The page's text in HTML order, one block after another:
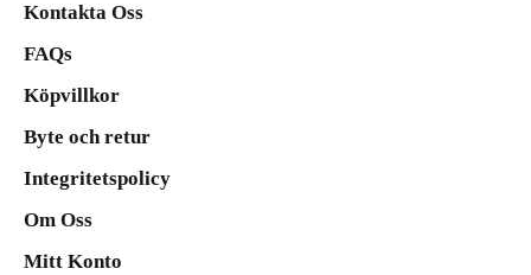
Kontakta Oss
FAQs
Köpvillkor
Byte och retur
Integritetspolicy
Om Oss
Mitt Konto